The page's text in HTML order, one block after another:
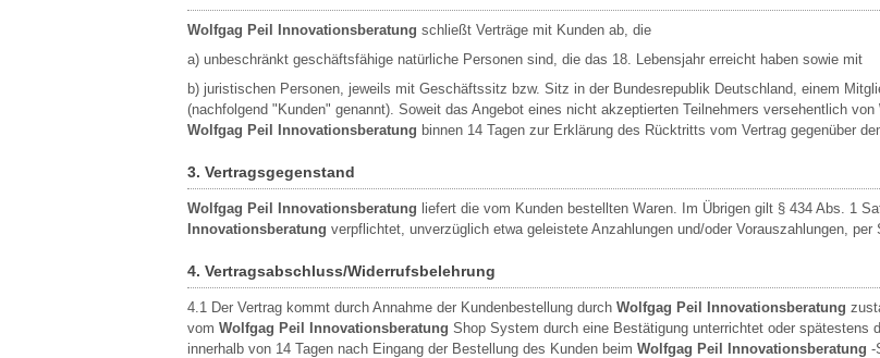
Wolfgag Peil Innovationsberatung schließt Verträge mit Kunden ab, die
a) unbeschränkt geschäftsfähige natürliche Personen sind, die das 18. Lebensjahr erreicht haben sowie mit
b) juristischen Personen, jeweils mit Geschäftssitz bzw. Sitz in der Bundesrepublik Deutschland, einem
(nachfolgend "Kunden" genannt). Soweit das Angebot eines nicht akzeptierten Teilnehmers versehentlich von
Wolfgag Peil Innovationsberatung binnen 14 Tagen zur Erklärung des Rücktritts vom Vertrag gegenüber
3. Vertragsgegenstand
Wolfgag Peil Innovationsberatung liefert die vom Kunden bestellten Waren. Im Übrigen gilt § 434 Abs. 1
Innovationsberatung verpflichtet, unverzüglich etwa geleistete Anzahlungen und/oder Vorauszahlungen,
4. Vertragsabschluss/Widerrufsbelehrung
4.1 Der Vertrag kommt durch Annahme der Kundenbestellung durch Wolfgag Peil Innovationsberatung
vom Wolfgag Peil Innovationsberatung Shop System durch eine Bestätigung unterrichtet oder spätestens
innerhalb von 14 Tagen nach Eingang der Bestellung des Kunden beim Wolfgag Peil Innovationsberatung -